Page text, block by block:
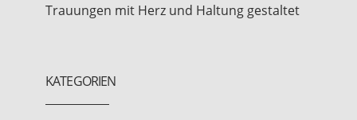
Trauungen mit Herz und Haltung gestaltet
KATEGORIEN